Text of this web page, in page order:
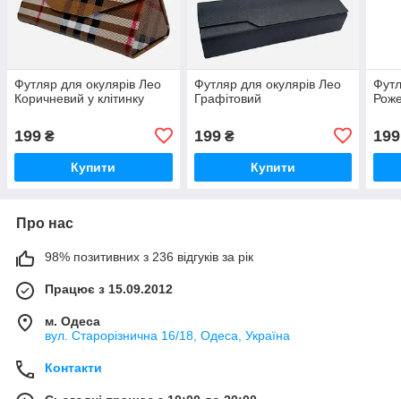
Футляр для окулярів Лео
Коричневий у клітинку
199 ₴
Купити
Футляр для окулярів Лео
Графітовий
199₴
Купити
199
Про нас
98% позитивних з 236 відгуків за рік
Працює з 15.09.2012
м. Одеса
вул. Старорізнична 16/18, Одеса, Україна
Контакти